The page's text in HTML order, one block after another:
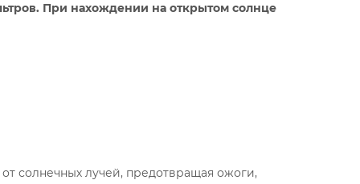
При нахождении на открытом солнце
солнечных лучей, предотвращая ожоги,